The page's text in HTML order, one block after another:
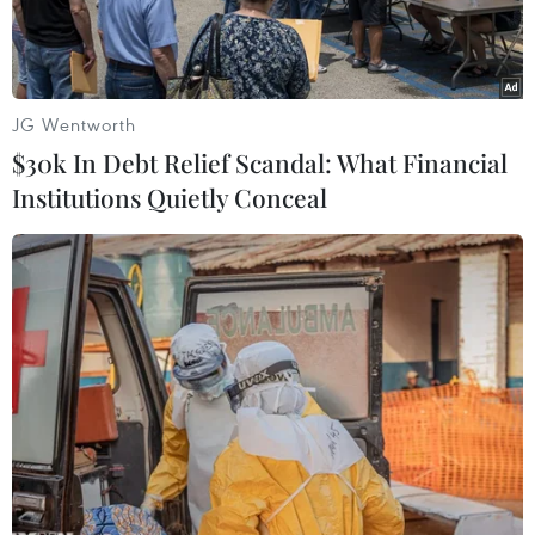
Thủ tướng Đức Angela Merkel trong cuộc họp báo tại Reykjavik,
Iceland ngày 19/8/2019. (Ảnh: AFP/TTXVN)
Ngày 20/8, Thủ tướng Đức Angela Merkel đã bác
khả năng tiến hành đàm phán lại thỏa thuận về
việc Anh rời khỏi Liên minh châu Âu (EU), còn
JG Wentworth
$30k In Debt Relief Scandal: What Financial
Institutions Quietly Conceal